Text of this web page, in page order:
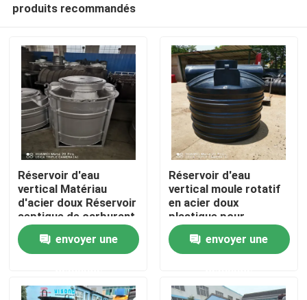
Maison
Produits
Vidéos
produits recommandés
Réservoir d'eau
vertical Matériau
d'acier doux Réservoir
septique de carburant
en plastique Moule
rotatif envoyer une
Réservoir d'eau
vertical moule rotatif
en acier doux
plastique pour
réservoir septique de
carburantenvoyer une